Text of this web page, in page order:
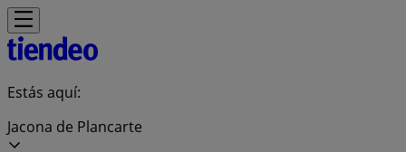
Estás aquí:
Jacona de Plancarte